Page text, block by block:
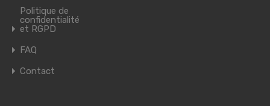
Politique de
confidentialité
et RGPD
FAQ
Contact